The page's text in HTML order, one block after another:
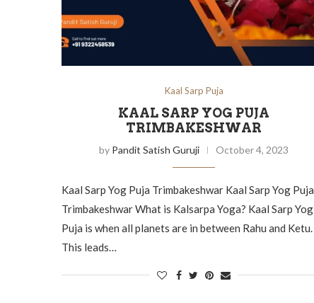
Kaal Sarp Puja
KAAL SARP YOG PUJA
TRIMBAKESHWAR
by Pandit Satish Guruji October 4, 2023
Kaal Sarp Yog Puja Trimbakeshwar Kaal Sarp Yog Puja
Trimbakeshwar What is Kalsarpa Yoga? Kaal Sarp Yog
Puja is when all planets are in between Rahu and Ketu.
This leads…